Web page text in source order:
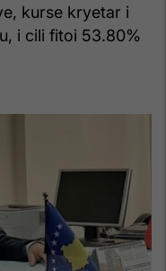
kurse kryetar i
i cili fitoi 53.80%